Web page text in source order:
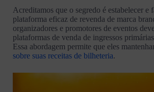
Acreditamos que o segredo é estabelecer e
plataforma eficaz de revenda de marca
organizadores e promotores de eventos
plataformas de venda de ingressos
Essa abordagem permite que eles
sobre suas receitas de bilheteria.